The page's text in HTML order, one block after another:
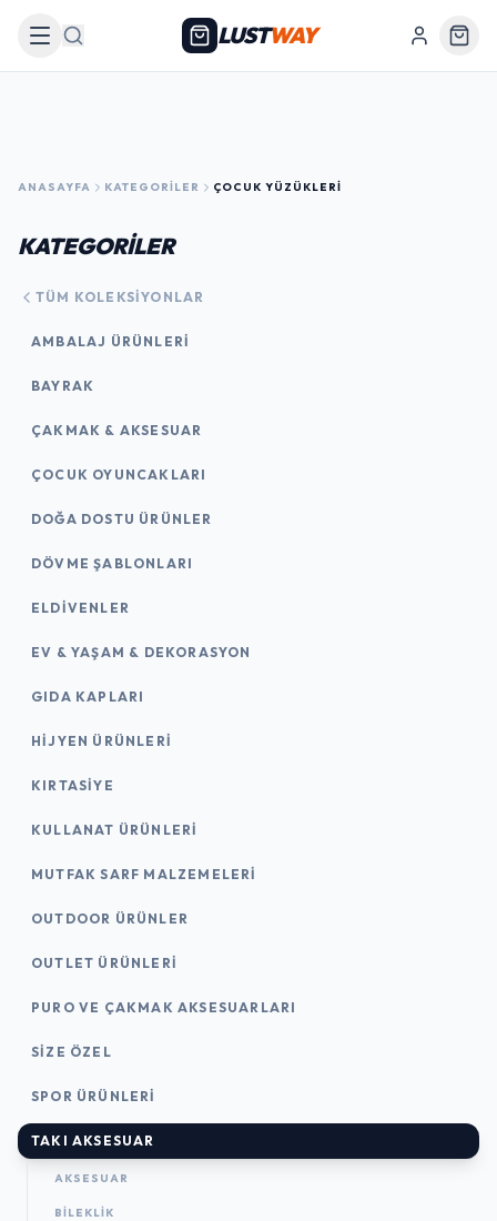
Arama LUSTWAY
ANASAYFA KATEGORILER ÇOCUK YÜZÜKLERI
KATEGORİLER
TÜM KOLEKSIYONLAR
AMBALAJ ÜRÜNLERI
BAYRAK
ÇAKMAK & AKSESUAR
ÇOCUK OYUNCAKLARI
DOĞA DOSTU ÜRÜNLER
DÖVME ŞABLONLARI
ELDIVENLER
EV & YAŞAM & DEKORASYON
GIDA KAPLARI
HIJYEN ÜRÜNLERI
KIRTASİYE
KULLANAT ÜRÜNLERI
MUTFAK SARF MALZEMELERI
OUTDOOR ÜRÜNLER
OUTLET ÜRÜNLERI
PURO VE ÇAKMAK AKSESUARLARI
SIZE ÖZEL
SPOR ÜRÜNLERI
TAKI AKSESUAR
AKSESUAR
BILEKLIK